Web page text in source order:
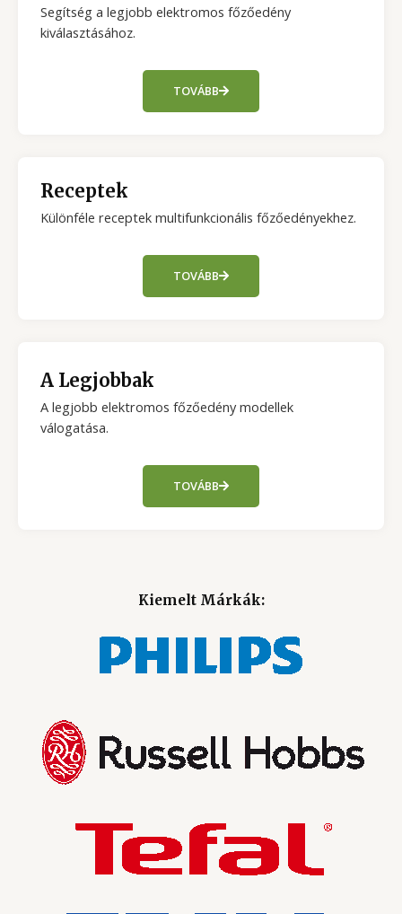
Segítség a legjobb elektromos főzőedény
kiválasztásához.
TOVÁBB
Receptek
Különféle receptek multifunkcionális főzőedényekhez.
TOVÁBB
A Legjobbak
A legjobb elektromos főzőedény modellek
válogatása.
TOVÁBB
Kiemelt Márkák: